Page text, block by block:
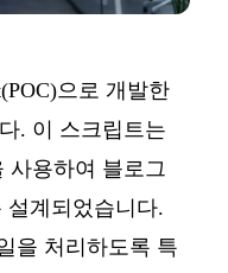
으로 개발한
. 이 스크립트는
사용하여 블로그
설계되었습니다.
을 처리하도록 특